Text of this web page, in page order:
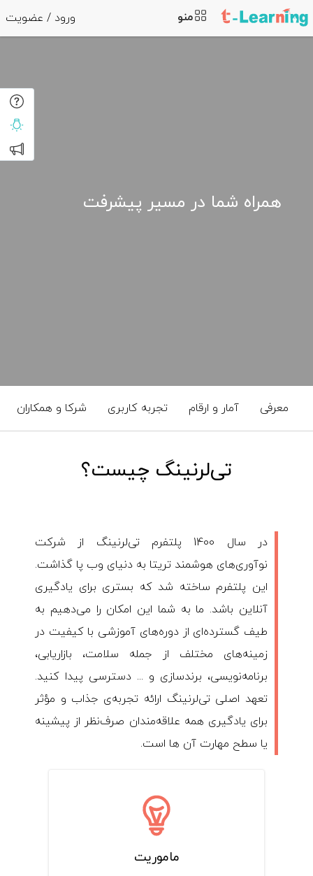
منو ورود / عضویت
همراه شما در مسیر پیشرفت
معرفی آمار و ارقام تجربه کاربری شرکا و همکاران
تی‌لرنینگ چیست؟
در سال 1400 پلتفرم تی‌لرنینگ از شرکت
نوآوری‌های هوشمند تریتا به دنیای وب پا گذاشت.
این پلتفرم ساخته شد که بستری برای یادگیری
آنلاین باشد. ما به شما این امکان را می‌دهیم به
طیف گسترده‌ای از دوره‌های آموزشی با کیفیت در
زمینه‌های مختلف از جمله سلامت، بازاریابی،
برنامه‌نویسی، برندسازی و ... دسترسی پیدا کنید.
تعهد اصلی تی‌لرنینگ ارائه تجربه‌ی جذاب و مؤثر
برای یادگیری همه علاقه‌مندان صرف‌نظر از پیشینه
یا سطح مهارت آن ها است.
ماموریت